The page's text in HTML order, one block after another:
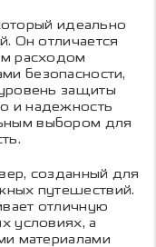
идеально
Он отличается
расходом
безопасности,
защиты
и надежность
выбором для
созданный для
путешествий.
отличную
условиях, а
материалами